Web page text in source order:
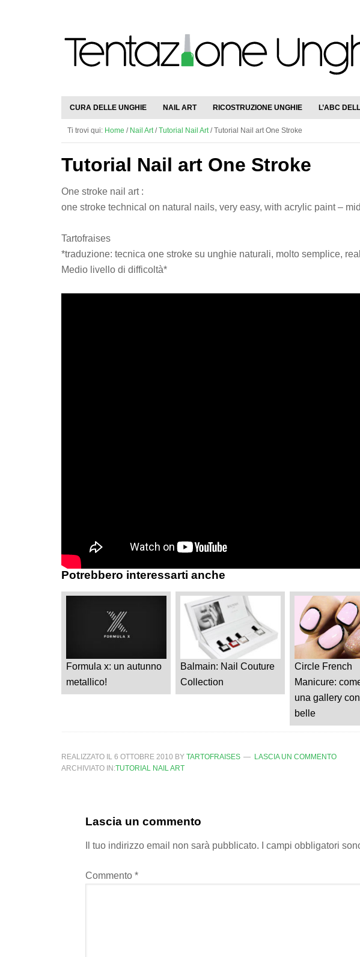
CURA DELLE UNGHIE NAIL ART RICOSTRUZIONE UNGHIE L’ABC
Ti trovi qui: Home / Nail Art / Tutorial Nail Art /Tutorial Nail art One Stroke
Tutorial Nail art One Stroke
One stroke nail art :
one stroke technical on natural nails, very easy, with acrylic paint –
Tartofraises
*traduzione: tecnica one stroke su unghie naturali, molto semplice,
Medio livello di difficoltà*
Potrebbero interessarti anche
Formula x: un autunno
metallico!
Balmain: Nail Couture
Collection
Circle French
Manicure:
una gallery
belle
REALIZZATO IL 6 OTTOBRE 2010 BY TARTOFRAISES
LASCIA UN COMMENTO
ARCHIVIATO IN:TUTORIAL NAIL ART
Lascia un commento
Il tuo indirizzo email non sarà pubblicato. I campi obbligatori
Commento *